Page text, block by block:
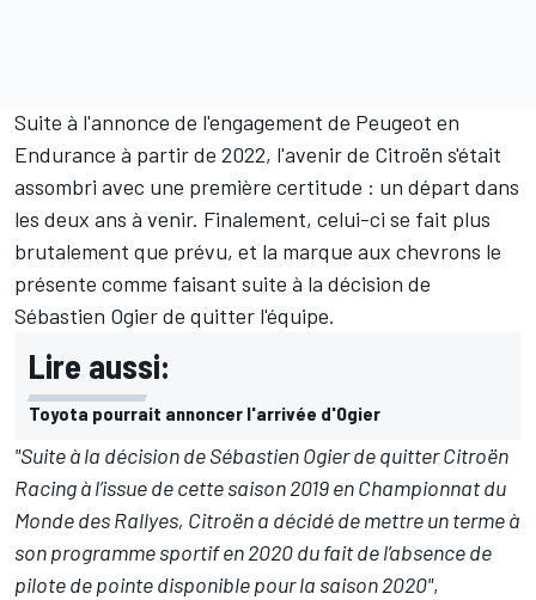
Suite à l'annonce de l'engagement de Peugeot en
Endurance à partir de 2022, l'avenir de Citroën s'était
assombri avec une première certitude : un départ dans
les deux ans à venir. Finalement, celui-ci se fait plus
brutalement que prévu, et la marque aux chevrons le
présente comme faisant suite à la décision de
Sébastien Ogierde quitter l'équipe.
Lire aussi:
Toyota pourrait annoncer l'arrivée d'Ogier
"Suite à la décision de Sébastien Ogierde quitter Citroën
Racing à l’issue de cette saison 2019 en Championnat du
Monde des Rallyes, Citroëna décidé de mettre un terme à
son programme sportif en2020 du fait de l’absence de
pilote de pointe disponible pour la saison 2020",